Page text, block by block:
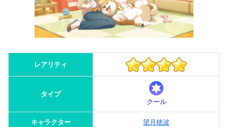
レアリティ
タイプ
クール
キャラクター 望月穂波